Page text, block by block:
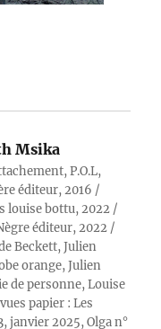
Msika
P.O.L,
éditeur, 2016 /
louise bottu, 2022 /
éditeur, 2022 /
Beckett, Julien
orange, Julien
de personne, Louise
papier : Les
janvier 2025, Olga n°